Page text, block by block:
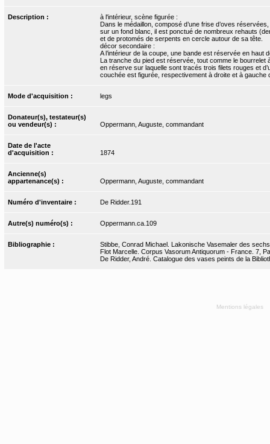
Description :
à l'intérieur, scène figurée :
Dans le médaillon, composé d’une frise d’oves
sur un fond blanc, il est ponctué de nombreux rehauts
et de protomés de serpents en cercle autour de sa tête.
décor secondaire :
A l’intérieur de la coupe, une bande est réservée en
La tranche du pied est réservée, tout comme le bourrelet
en réserve sur laquelle sont tracés trois filets rouges et
couchée est figurée, respectivement à droite et à gauche
Mode d'acquisition : legs
Donateur(s), testateur(s)
ou vendeur(s) :
Oppermann, Auguste, commandant
Date de l'acte
d'acquisition :
1874
Ancienne(s)
appartenance(s) :
Oppermann, Auguste, commandant
Numéro d'inventaire : De Ridder.191
Autre(s) numéro(s) : Oppermann.ca.109
Bibliographie :
Stibbe, Conrad Michael. Lakonische Vasemaler des
Flot Marcelle. Corpus Vasorum Antiquorum - France. 7,
De Ridder, André. Catalogue des vases peints de la
Mentions légales